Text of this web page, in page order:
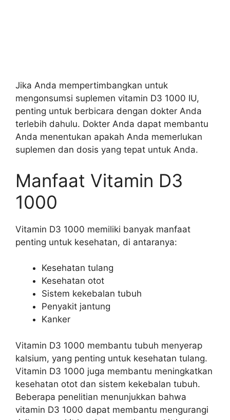
Jika Anda mempertimbangkan untuk
mengonsumsi suplemen vitamin D3 1000 IU,
penting untuk berbicara dengan dokter Anda
terlebih dahulu. Dokter Anda dapat membantu
Anda menentukan apakah Anda memerlukan
suplemen dan dosis yang tepat untuk Anda.
Manfaat Vitamin D3
1000
Vitamin D3 1000 memiliki banyak manfaat
penting untuk kesehatan, di antaranya:
Kesehatan tulang
Kesehatan otot
Sistem kekebalan tubuh
Penyakit jantung
Kanker
Vitamin D3 1000 membantu tubuh menyerap
kalsium, yang penting untuk kesehatan tulang.
Vitamin D3 1000 juga membantu meningkatkan
kesehatan otot dan sistem kekebalan tubuh.
Beberapa penelitian menunjukkan bahwa
vitamin D3 1000 dapat membantu mengurangi